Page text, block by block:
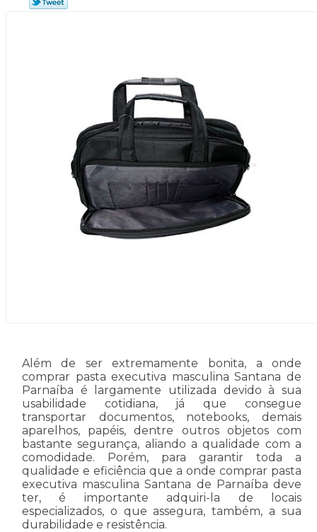
Além de ser extremamente bonita, a onde
comprar pasta executiva masculina Santana de
Parnaíba é largamente utilizada devido à sua
usabilidade cotidiana, já que consegue
transportar documentos, notebooks, demais
aparelhos, papéis, dentre outros objetos com
bastante segurança, aliando a qualidade com a
comodidade. Porém, para garantir toda a
qualidade e eficiência que a onde comprar pasta
executiva masculina Santana de Parnaíba deve
ter, é importante adquiri-la de locais
especializados, o que assegura, também, a sua
durabilidade e resistência.